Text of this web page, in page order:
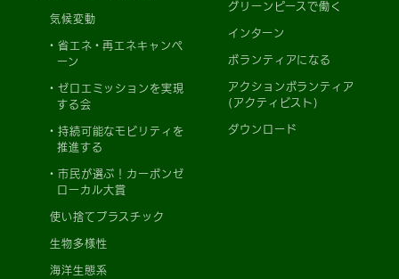
気候変動
省エネ・再エネキャンペ
ーン
ゼロエミッションを実現
する会
持続可能なモビリティを
推進する
市民が選ぶ！カーボンゼ
ローカル大賞
使い捨てプラスチック
生物多様性
海洋生態系
グリーンピースで働く
インターン
ボランティアになる
アクションボランティア
(アクティビスト)
ダウンロード